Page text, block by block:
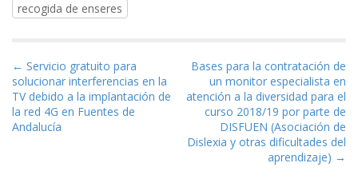
recogida de enseres
Navegación de entradas
← Servicio gratuito para
solucionar interferencias en la
TV debido a la implantación de
la red 4G en Fuentes de
Andalucía
Bases para la contratación de
un monitor especialista en
atención a la diversidad para el
curso 2018/19 por parte de
DISFUEN (Asociación de
Dislexia y otras dificultades del
aprendizaje) →